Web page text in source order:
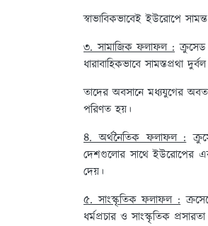
স্বাভাবিকভাবেই ইউরোপে
৩. সামাজিক ফলাফল :
ধারাবাহিকভাবে সামস্তপ্রথা
তাদের অবসানে মধ্যযুগের
পরিণত হয়।
৪. অর্থনৈতিক ফলাফল :
দেশগুলোর সাথে ইউরোপের
দেয়।
৫. সাংস্কৃতিক ফলাফল :
ধর্মপ্রচার ও সাংস্কৃতিক